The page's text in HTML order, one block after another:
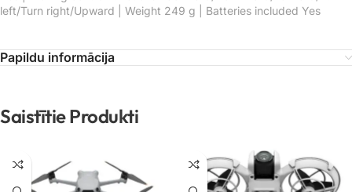
left/Turn right/Upward | Weight 249 g | Batteries included Yes
Papildu informācija
Saistītie Produkti